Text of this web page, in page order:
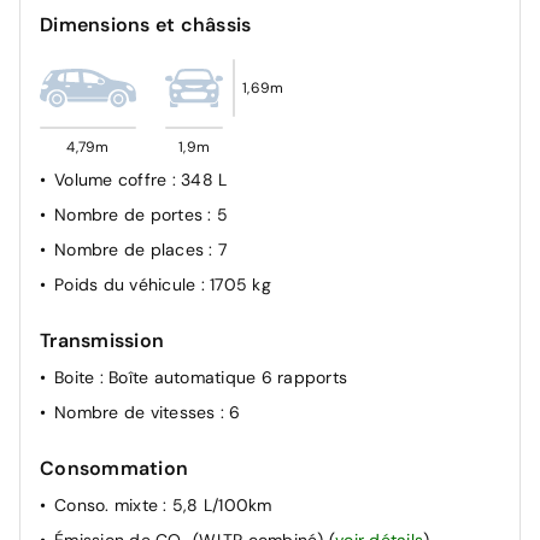
Défauts : jante arrière gauche légères rayures
Défauts : poignée porte arrière gauche micro éclats
Défauts : portes côté gauche micro éclats
Défauts : protecteur porte avant gauche légères
griffures
Défauts : protecteurs portes côté droit légères
griffures
Défauts : élargisseur d'aile avant droit légères rayures
Dimensions et châssis
4,79m 1,9m
1,69m
Volume coffre : 348 L
Nombre de portes: 5
Nombre de places: 7
Poids du véhicule : 1705 kg
Transmission
Boite : Boîte automatique 6 rapports
Nombre de vitesses : 6
Consommation
Conso. mixte: 5,8 L/100km